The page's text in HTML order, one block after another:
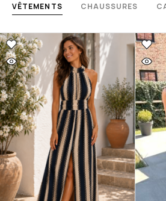
VÊTEMENTS CHAUSSURES